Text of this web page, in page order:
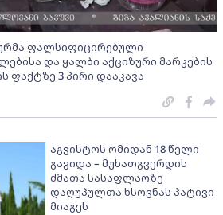
ფალსიფიცირებული
და ყალბი აქციზური მარკების
ფაქტზე 3 პირი დააკავა
აგვისტოს ომიდან 18 წელი
გავიდა – მუხათგვერდის
ძმათა სასაფლაოზე
დაღუპულთა ხსოვნას პატივი
მიაგეს